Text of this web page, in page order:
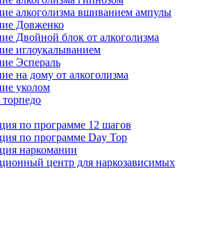
алкоголизма вшиванием ампулы
Довженко
Двойной блок от алкоголизма
иглоукалыванием
Эспераль
на дому от алкоголизма
уколом
по программе 12 шагов
по программе Day Top
наркомании
центр для наркозависимых